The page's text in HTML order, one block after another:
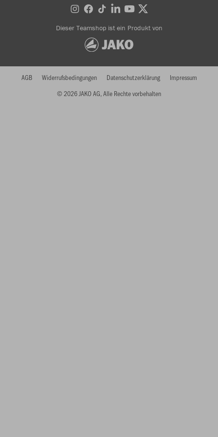
Dieser Teamshop ist ein Produkt von
© 2026 JAKO AG, Alle Rechte vorbehalten
AGB Widerrufsbedingungen Datenschutzerklärung Impressum